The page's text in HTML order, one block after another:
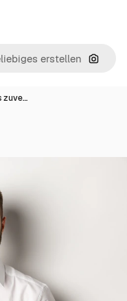
Nach
zuve…